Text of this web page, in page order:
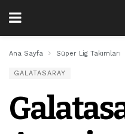
Ana Sayfa Süper Lig Takımları
GALATASARAY